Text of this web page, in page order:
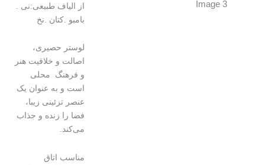
از الیاف طبیعی:نی .
بامبو .کتان .نخ
لوستر حصیری،
اصالت و خلاقیت هنر
و فرهنگ محلی
است و به عنوان یک
عنصر تزئینی زیبا،
فضا را زنده و جذاب
می‌کند.
مناسب اتاق